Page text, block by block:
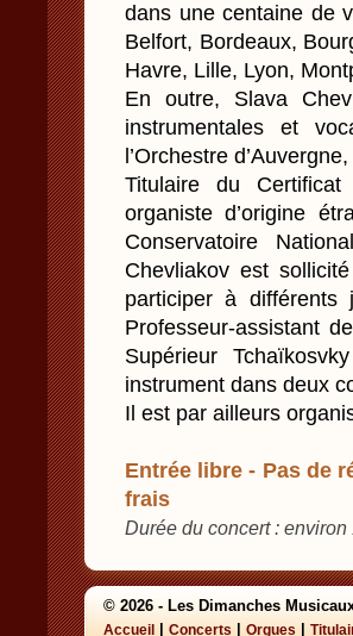
dans une centaine de
Belfort, Bordeaux,
Havre, Lille, Lyon,
En outre, Slava
instrumentales et
l’Orchestre
Titulaire du Certificat
organiste d’origine
Conservatoire
Chevliakov est
participer à différents
Professeur-assistant
Supérieur
instrument dans deux
Il est par ailleurs
Entrée libre - Pas de
frais
Durée du concert : environ
© 2026 - Les Dimanches
Accueil Concerts Orgues